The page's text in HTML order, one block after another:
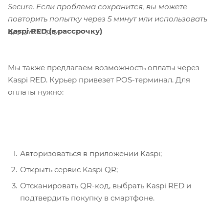
Secure. Если проблема сохранится, вы можете
повторить попытку через 5 минут или использовать
другую карту.
Kaspi RED (в рассрочку)
Мы также предлагаем возможность оплаты через
Kaspi RED. Курьер привезет POS-терминал. Для
оплаты нужно:
Авторизоваться в приложении Kaspi;
Открыть сервис Kaspi QR;
Отсканировать QR-код, выбрать Kaspi RED и
подтвердить покупку в смартфоне.